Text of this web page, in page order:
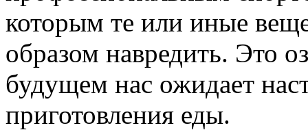
которым те или иные
образом навредить. Это
будущем нас ожидает
приготовления еды.